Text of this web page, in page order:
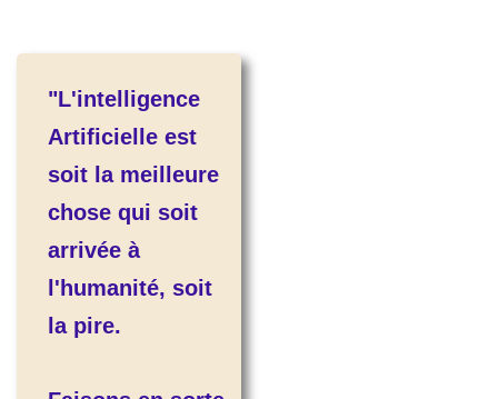
"L'intelligence
Artificielle est
soit la meilleure
chose qui soit
arrivée à
l'humanité, soit
la pire.